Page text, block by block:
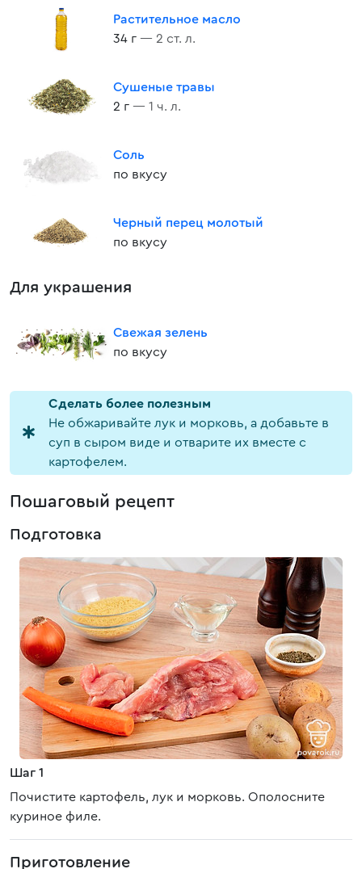
Растительное масло
34 г — 2 ст. л.
Сушеные травы
2 г — 1 ч. л.
Соль
по вкусу
Черный перец молотый
по вкусу
Для украшения
Свежая зелень
по вкусу
Cделать более полезным
Не обжаривайте лук и морковь, а добавьте в
суп в сыром виде и отварите их вместе с
картофелем.
Пошаговый рецепт
Подготовка
Шаг 1
Почистите картофель, лук и морковь. Ополосните
куриное филе.
Приготовление